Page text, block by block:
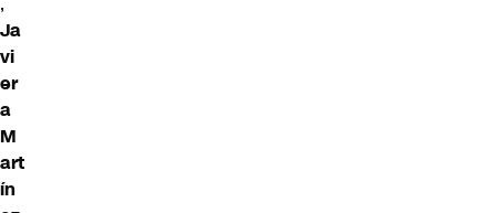
Ja
vi
er
a
M
art
ín